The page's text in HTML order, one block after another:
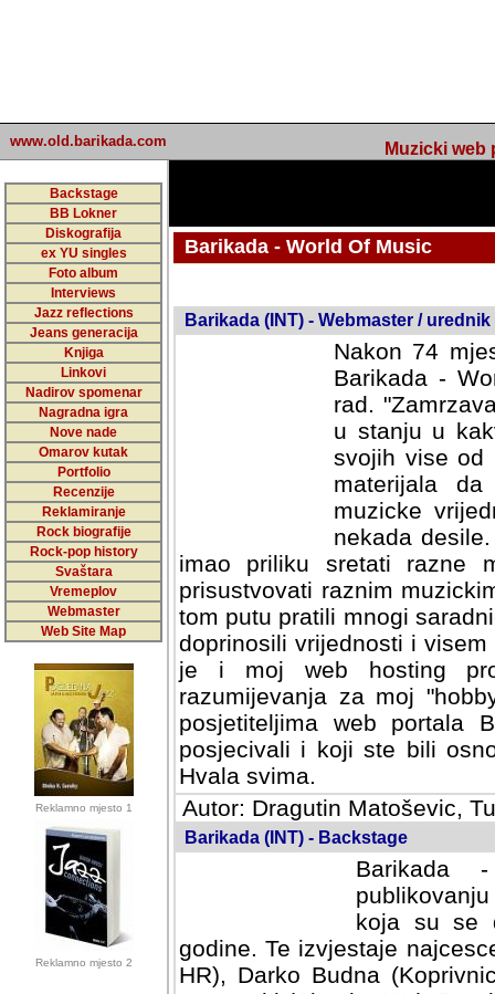
www.old.barikada.com Muzicki web
Backstage
BB Lokner
Diskografija
ex YU singles
Foto album
Interviews
Jazz reflections
Jeans generacija
Knjiga
Linkovi
Nadirov spomenar
Nagradna igra
Nove nade
Omarov kutak
Portfolio
Recenzije
Reklamiranje
Rock biografije
Rock-pop history
Svaštara
Vremeplov
Webmaster
Web Site Map
Reklamno mjesto 1
Reklamno mjesto 2
Barikada - World Of Music
Barikada (INT) - Webmaster / urednik
Nakon 74
Barikada -
rad.
u stanju u
svojih vise od
materijala
muzicke
nekada
imao priliku sretati razne
prisustvovati raznim
tom putu pratili mnogi
doprinosili vrijednosti i
je i moj web hosting
razumijevanja za moj
posjetiteljima web portala
posjecivali i koji ste bili
Hvala svima.
Autor: Dragutin Matoševic,
Barikada (INT) - Backstage
Barikada
koja su se
godine. Te izvjestaje
HR), Darko Budna